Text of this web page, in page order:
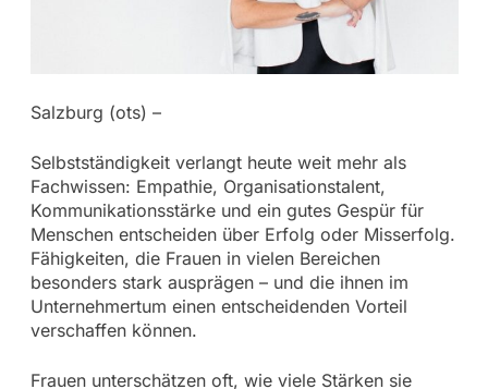
Salzburg (ots) –
Selbstständigkeit verlangt heute weit mehr als
Fachwissen: Empathie, Organisationstalent,
Kommunikationsstärke und ein gutes Gespür für
Menschen entscheiden über Erfolg oder Misserfolg.
Fähigkeiten, die Frauen in vielen Bereichen
besonders stark ausprägen – und die ihnen im
Unternehmertum einen entscheidenden Vorteil
verschaffen können.
Frauen unterschätzen oft, wie viele Stärken sie